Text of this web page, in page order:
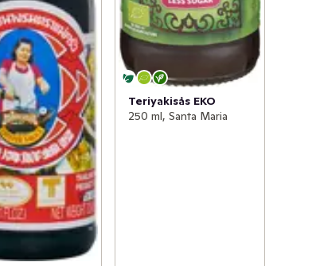
Teriyakisås EKO
250 ml, Santa Maria